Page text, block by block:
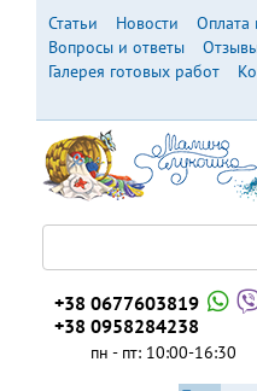
Перейти
основному
содержанию
Статьи Новости
Оплата
Вопросы и ответы
Галерея готовых работ
+38 0677603819
+38 0958284238
пн - пт: 10:00-16:30